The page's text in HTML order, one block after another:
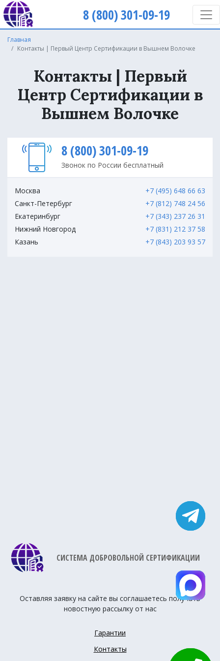
8 (800) 301-09-19
Главная
Контакты | Первый Центр Сертификации в Вышнем Волочке
Контакты | Первый
Центр Сертификации в
Вышнем Волочке
8 (800) 301-09-19
Звонок по России бесплатный
Москва
+7 (495) 648 66 63
Санкт-Петербург
+7 (812) 748 24 56
Екатеринбург
+7 (343) 237 26 31
Нижний Новгород
+7 (831) 212 37 58
Казань
+7 (843) 203 93 57
СИСТЕМА ДОБРОВОЛЬНОЙ СЕРТИФИКАЦИИ
Оставляя заявку на сайте вы соглашаетесь получать
новостную рассылку от нас
Гарантии
Контакты